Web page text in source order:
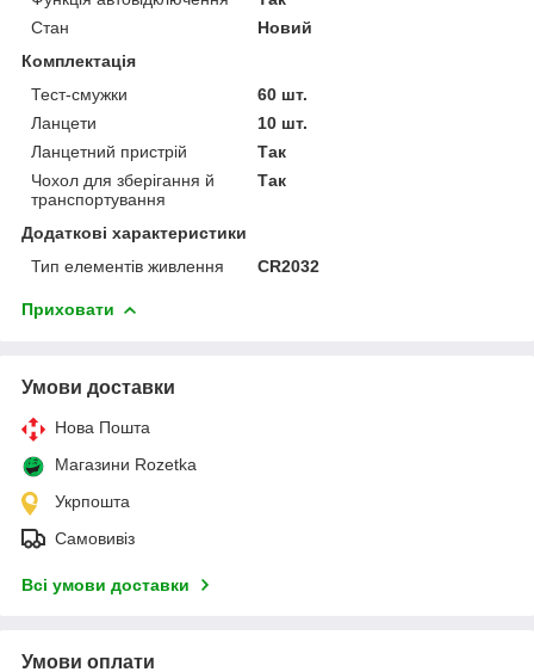
Стан
Новий
Комплектація
Тест-смужки
60 шт.
Ланцети
10 шт.
Ланцетний пристрій
Так
Чохол для зберігання й
транспортування
Так
Додаткові характеристики
Тип елементів живлення
CR2032
Приховати
Умови доставки
Нова Пошта
Магазини Rozetka
Укрпошта
Самовивіз
Всі умови доставки
Умови оплати